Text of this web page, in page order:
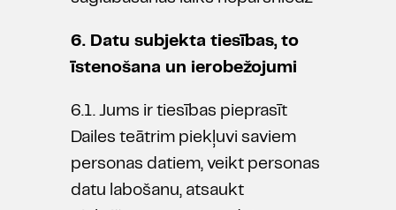
6. Datu subjekta tiesības, to
īstenošana un ierobežojumi
6.1. Jums ir tiesības pieprasīt
Dailes teātrim piekļuvi saviem
personas datiem, veikt personas
datu labošanu, atsaukt